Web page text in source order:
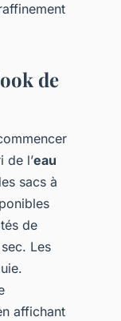
de
de l’eau
sacs à
de
Les
affichant